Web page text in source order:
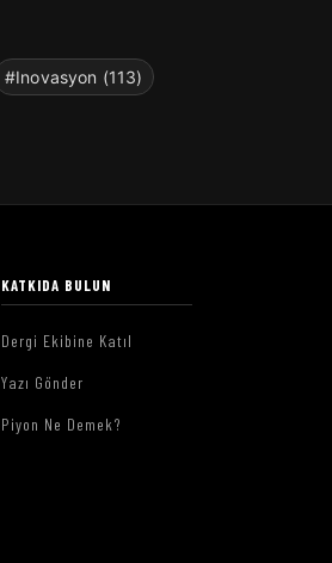
#Inovasyon (113)
KATKIDA BULUN
Dergi Ekibine Katıl
Yazı Gönder
Piyon Ne Demek?